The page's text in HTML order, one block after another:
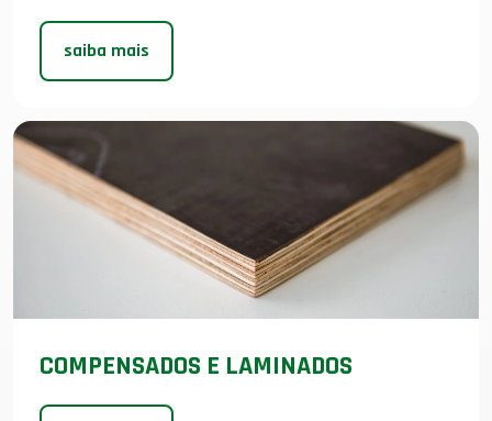
saiba mais
COMPENSADOS E LAMINADOS